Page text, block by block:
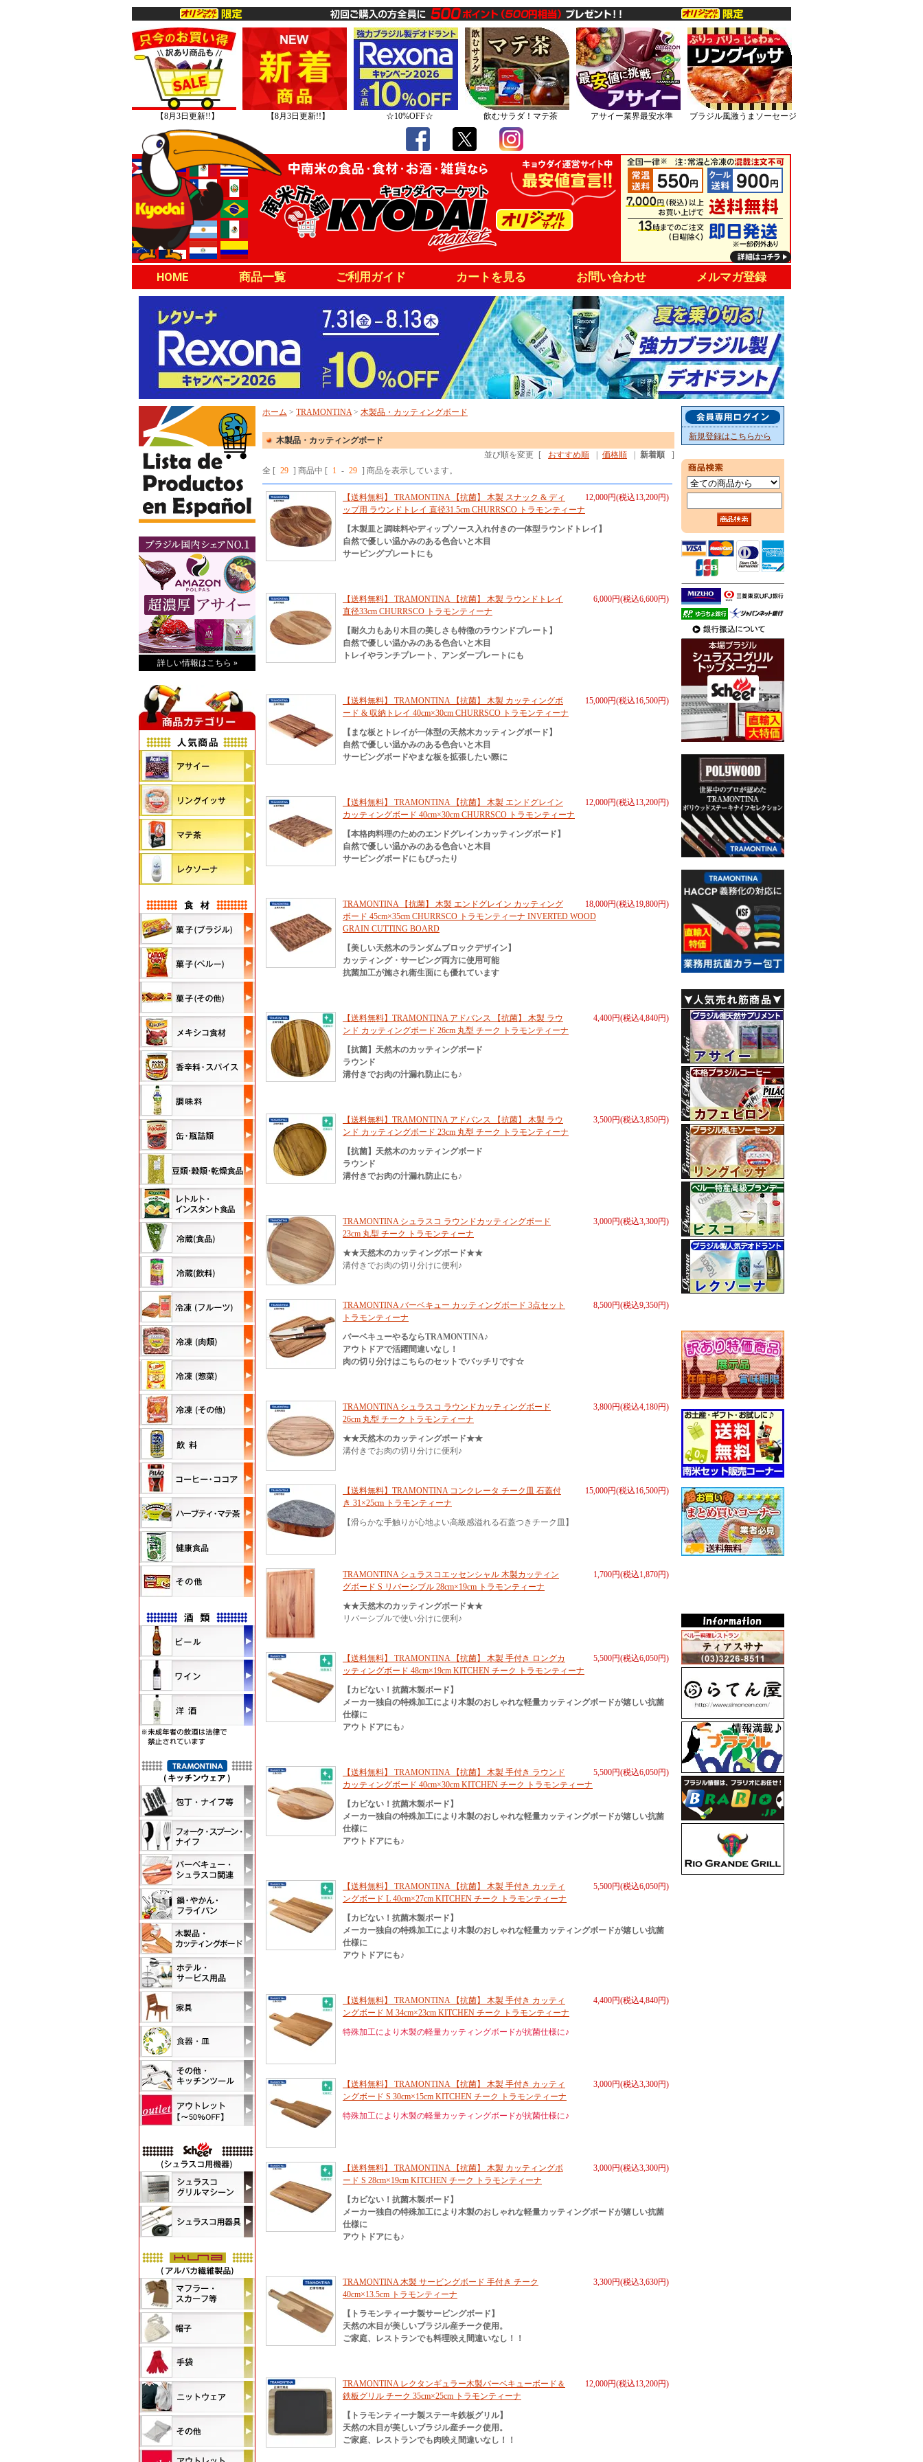
【8月3日更新!!】 【8月3日更新!!】 ☆10%OFF☆ 飲むサラダ！マテ茶 アサイー業界最安水準 ブラジル風激うまソーセージ
HOME 商品一覧 ご利用ガイド カートを見る お問い合わせ メルマガ登録
詳しい情報はこちら »
ホーム > TRAMONTINA> 木製品・カッティングボード
木製品・カッティングボード
並び順を変更
[ おすすめ順 価格順 新着順
]
全 [ 29 ] 商品中 [ 1 - 29 ] 商品を表示しています。
12,000円(税込13,200円)
【送料無料】 TRAMONTINA 【抗菌】 木製 スナック & ディ
ップ用 ラウンドトレイ 直径31.5cm CHURRSCO トラモンティーナ
【木製皿と調味料やディップソース入れ付きの一体型ラウンドトレイ】
自然で優しい温かみのある色合いと木目
サービングプレートにも
6,000円(税込6,600円)
【送料無料】 TRAMONTINA 【抗菌】 木製 ラウンドトレイ
直径33cm CHURRSCO トラモンティーナ
【耐久力もあり木目の美しさも特徴のラウンドプレート】
自然で優しい温かみのある色合いと木目
トレイやランチプレート、アンダープレートにも
15,000円(税込16,500円)
【送料無料】 TRAMONTINA 【抗菌】 木製 カッティングボ
ード & 収納トレイ 40cm×30cm CHURRSCO トラモンティーナ
【まな板とトレイが一体型の天然木カッティングボード】
自然で優しい温かみのある色合いと木目
サービングボードやまな板を拡張したい際に
12,000円(税込13,200円)
【送料無料】 TRAMONTINA 【抗菌】 木製 エンドグレイン
カッティングボード 40cm×30cm CHURRSCO トラモンティーナ
【本格肉料理のためのエンドグレインカッティングボード】
自然で優しい温かみのある色合いと木目
サービングボードにもぴったり
18,000円(税込19,800円)
TRAMONTINA 【抗菌】 木製 エンドグレイン カッティング
ボード 45cm×35cm CHURRSCO トラモンティーナ INVERTED WOOD
GRAIN CUTTING BOARD
【美しい天然木のランダムブロックデザイン】
カッティング・サービング両方に使用可能
抗菌加工が施され衛生面にも優れています
4,400円(税込4,840円)
【送料無料】TRAMONTINA アドバンス 【抗菌】 木製 ラウ
ンド カッティングボード 26cm 丸型 チーク トラモンティーナ
【抗菌】天然木のカッティングボード
ラウンド
溝付きでお肉の汁漏れ防止にも♪
3,500円(税込3,850円)
【送料無料】TRAMONTINA アドバンス 【抗菌】 木製 ラウ
ンド カッティングボード 23cm 丸型 チーク トラモンティーナ
【抗菌】天然木のカッティングボード
ラウンド
溝付きでお肉の汁漏れ防止にも♪
3,000円(税込3,300円)
TRAMONTINA シュラスコ ラウンドカッティングボード
23cm 丸型 チーク トラモンティーナ
★★天然木のカッティングボード★★
溝付きでお肉の切り分けに便利♪
8,500円(税込9,350円)
TRAMONTINA バーベキュー カッティングボード 3点セット
トラモンティーナ
バーベキューやるならTRAMONTINA♪
アウトドアで活躍間違いなし！
肉の切り分けはこちらのセットでバッチリです☆
3,800円(税込4,180円)
TRAMONTINA シュラスコ ラウンドカッティングボード
26cm 丸型 チーク トラモンティーナ
★★天然木のカッティングボード★★
溝付きでお肉の切り分けに便利♪
15,000円(税込16,500円)
【送料無料】TRAMONTINA コンクレータ チーク皿 石蓋付
き 31×25cm トラモンティーナ
【滑らかな手触りが心地よい高級感溢れる石蓋つきチーク皿】
1,700円(税込1,870円)
TRAMONTINA シュラスコエッセンシャル 木製カッティン
グボード S リバーシブル 28cm×19cm トラモンティーナ
★★天然木のカッティングボード★★
リバーシブルで使い分けに便利♪
5,500円(税込6,050円)
【送料無料】 TRAMONTINA 【抗菌】 木製 手付き ロングカ
ッティングボード 48cm×19cm KITCHEN チーク トラモンティーナ
【カビない！抗菌木製ボード】
メーカー独自の特殊加工により木製のおしゃれな軽量カッティングボードが嬉しい抗菌
仕様に
アウトドアにも♪
5,500円(税込6,050円)
【送料無料】 TRAMONTINA 【抗菌】 木製 手付き ラウンド
カッティングボード 40cm×30cm KITCHEN チーク トラモンティーナ
【カビない！抗菌木製ボード】
メーカー独自の特殊加工により木製のおしゃれな軽量カッティングボードが嬉しい抗菌
仕様に
アウトドアにも♪
5,500円(税込6,050円)
【送料無料】 TRAMONTINA 【抗菌】 木製 手付き カッティ
ングボード L 40cm×27cm KITCHEN チーク トラモンティーナ
【カビない！抗菌木製ボード】
メーカー独自の特殊加工により木製のおしゃれな軽量カッティングボードが嬉しい抗菌
仕様に
アウトドアにも♪
4,400円(税込4,840円)
【送料無料】 TRAMONTINA 【抗菌】 木製 手付き カッティ
ングボード M 34cm×23cm KITCHEN チーク トラモンティーナ
特殊加工により木製の軽量カッティングボードが抗菌仕様に♪
3,000円(税込3,300円)
【送料無料】 TRAMONTINA 【抗菌】 木製 手付き カッティ
ングボード S 30cm×15cm KITCHEN チーク トラモンティーナ
特殊加工により木製の軽量カッティングボードが抗菌仕様に♪
3,000円(税込3,300円)
【送料無料】 TRAMONTINA 【抗菌】 木製 カッティングボ
ード S 28cm×19cm KITCHEN チーク トラモンティーナ
【カビない！抗菌木製ボード】
メーカー独自の特殊加工により木製のおしゃれな軽量カッティングボードが嬉しい抗菌
仕様に
アウトドアにも♪
3,300円(税込3,630円)
TRAMONTINA 木製 サービングボード 手付き チーク
40cm×13.5cm トラモンティーナ
【トラモンティーナ製サービングボード】
天然の木目が美しいブラジル産チーク使用。
ご家庭、レストランでも料理映え間違いなし！！
12,000円(税込13,200円)
TRAMONTINA レクタンギュラー木製バーベキューボード＆
鉄板グリル チーク 35cm×25cm トラモンティーナ
【トラモンティーナ製ステーキ鉄板グリル】
天然の木目が美しいブラジル産チーク使用。
ご家庭、レストランでも肉映え間違いなし！！
新規登録はこちらから